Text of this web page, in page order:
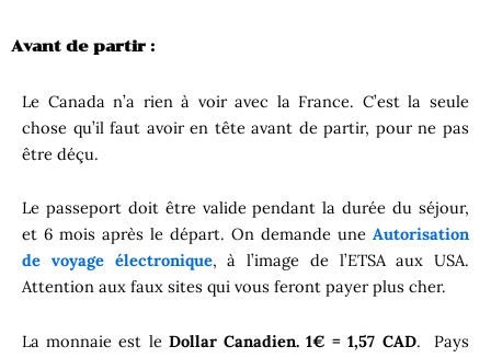
Avant de partir :
Le Canada n’a rien à voir avec la France. C’est la seule
chose qu’il faut avoir en tête avant de partir, pour ne pas
être déçu.
Le passeport doit être valide pendant la durée du séjour,
et 6 mois après le départ. On demande une Autorisation
de voyage électronique, à l’image de l’ETSA aux USA.
Attention aux faux sites qui vous feront payer plus cher.
La monnaie est le Dollar Canadien. 1€ = 1,57 CAD. Pays